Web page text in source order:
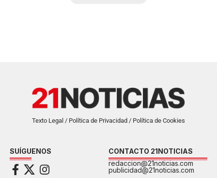
Texto Legal / Política de Privacidad / Política de Cookies
SUÍGUENOS
CONTACTO 21NOTICIAS
redaccion@21noticias.com
publicidad@21noticias.com